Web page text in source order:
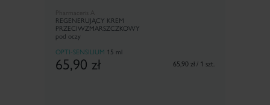
REGENERUJĄCY KREM
PRZECIW­ZMARSZCZKOWY
pod oczy
OPTI-SENSILIUM 15 ml
65,90 zł 65,90 zł / 1 szt.